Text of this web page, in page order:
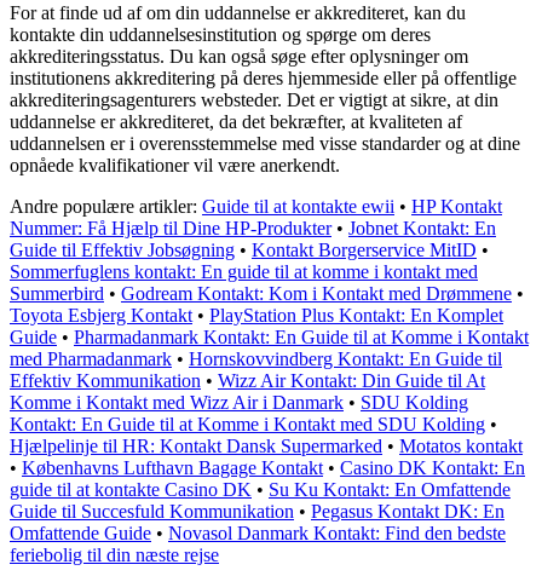
For at finde ud af om din uddannelse er akkrediteret, kan du
kontakte din uddannelsesinstitution og spørge om deres
akkrediteringsstatus. Du kan også søge efter oplysninger om
institutionens akkreditering på deres hjemmeside eller på offentlige
akkrediteringsagenturers websteder. Det er vigtigt at sikre, at din
uddannelse er akkrediteret, da det bekræfter, at kvaliteten af
uddannelsen er i overensstemmelse med visse standarder og at dine
opnåede kvalifikationer vil være anerkendt.
Andre populære artikler: Guide til at kontakte ewii • HP Kontakt
Nummer: Få Hjælp til Dine HP-Produkter• Jobnet Kontakt: En
Guide til Effektiv Jobsøgning • Kontakt Borgerservice MitID •
Sommerfuglens kontakt: En guide til at komme i kontakt med
Summerbird • Godream Kontakt: Kom i Kontakt med Drømmene •
Toyota Esbjerg Kontakt • PlayStation Plus Kontakt: En Komplet
Guide • Pharmadanmark Kontakt: En Guide til at Komme i Kontakt
med Pharmadanmark • Hornskovvindberg Kontakt: En Guide til
Effektiv Kommunikation • Wizz Air Kontakt: Din Guide til At
Komme i Kontakt med Wizz Air i Danmark • SDU Kolding
Kontakt: En Guide til at Komme i Kontakt med SDU Kolding •
Hjælpelinje til HR: Kontakt Dansk Supermarked • Motatos kontakt
• Københavns Lufthavn Bagage Kontakt • Casino DK Kontakt: En
guide til at kontakte Casino DK • Su Ku Kontakt: En Omfattende
Guide til Succesfuld Kommunikation • Pegasus Kontakt DK: En
Omfattende Guide • Novasol Danmark Kontakt: Find den bedste
feriebolig til din næste rejse